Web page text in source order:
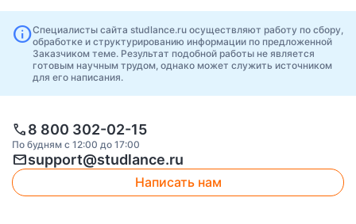
infoСпециалисты сайта studlance.ru осуществляют работу по сбору,
обработке и структурированию информации по предложенной
Заказчиком теме. Результат подобной работы не является
готовым научным трудом, однако может служить источником
для его написания.
call8 800 302-02-15
По будням с 12:00 до 17:00
mailsupport@studlance.ru
Написать нам